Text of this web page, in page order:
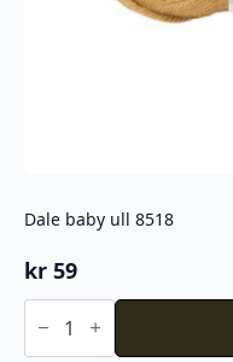
Dale baby ull 8518
kr 59
Dale
baby